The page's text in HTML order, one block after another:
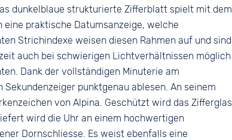
dunkelblaue strukturierte Zifferblatt spielt mit dem
praktische Datumsanzeige, welche
Strichindexe weisen diesen Rahmen auf und sind
auch bei schwierigen Lichtverhältnissen möglich
Dank der vollständigen Minuterie am
punktgenau ablesen. An seinem
von Alpina. Geschützt wird das Zifferglas
wird die Uhr an einem hochwertigen
Dornschliesse. Es weist ebenfalls eine